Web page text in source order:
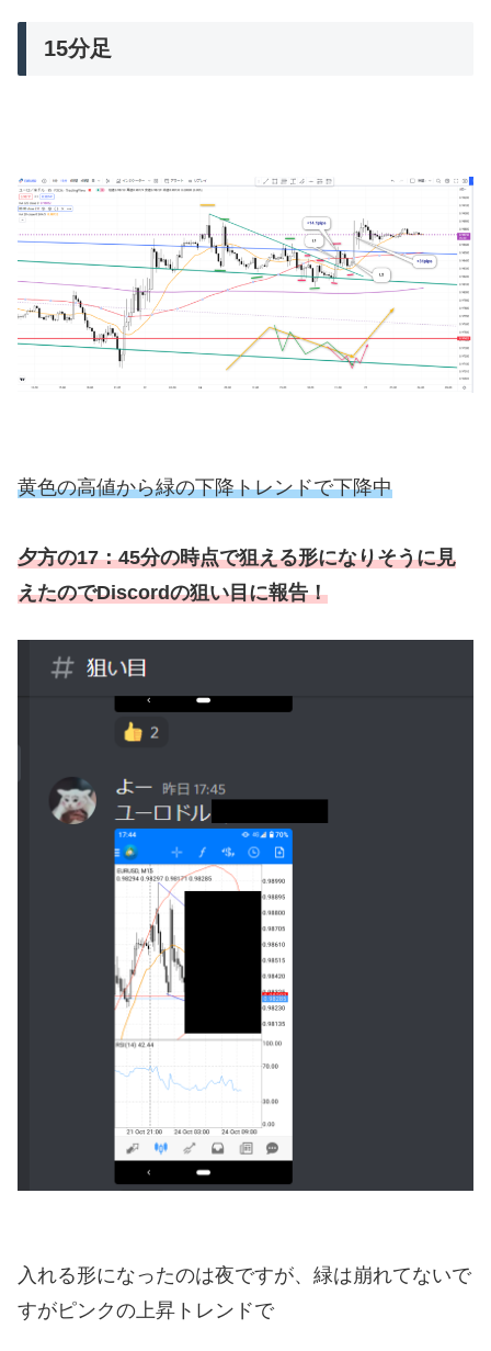
15分足
黄色の高値から緑の下降トレンドで下降中
夕方の17：45分の時点で狙える形になりそうに見
えたのでDiscordの狙い目に報告！
入れる形になったのは夜ですが、緑は崩れてないで
すがピンクの上昇トレンドで